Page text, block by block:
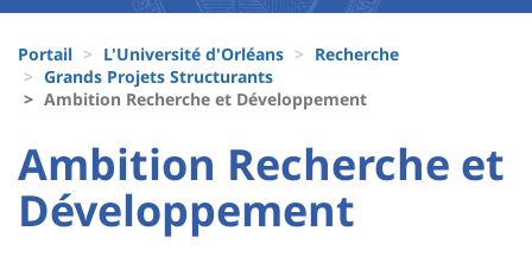
Recherche
Block
liste
des
composantes
d'Ariane
Portail L'Université d'Orléans
Recherche
Grands Projets Structurants
Ambition Recherche et Développement
University
:
Sidebar
University
:
Main
Titre
Ambition Recherche et
Développement